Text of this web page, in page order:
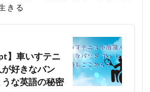
きる
】車いすテニ
好きなバン
うな英語の秘密